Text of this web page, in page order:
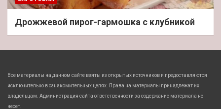
Дрожжевой пирог-гармошка с клубникой
Все материалы на данном сайте взяты из открытых источников и предоставляются
исключительно в ознакомительных целях. Права на материалы принадлежат их
владельцам. Администрация сайта ответственности за содержание материала не
несет.